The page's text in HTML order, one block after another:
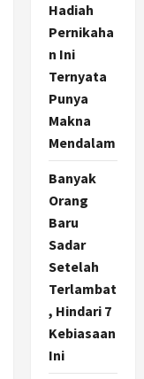
Hadiah
Pernikaha
n Ini
Ternyata
Punya
Makna
Mendalam
Banyak
Orang
Baru
Sadar
Setelah
Terlambat
, Hindari 7
Kebiasaan
Ini